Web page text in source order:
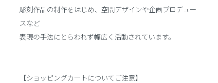
彫刻作品の制作をはじめ、空間デザインや企画プロデュー
スなど
表現の手法にとらわれず幅広く活動されています。
【ショッピングカートについてご注意】